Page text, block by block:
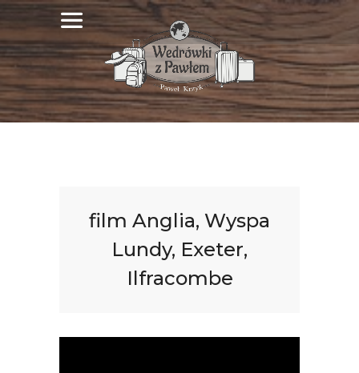
film Anglia, Wyspa
Lundy, Exeter,
Ilfracombe